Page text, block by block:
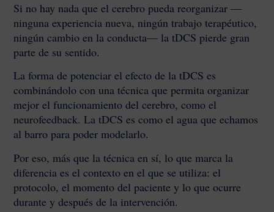
Si no hay nada que el cerebro pueda reorganizar —
ninguna experiencia nueva, ningún trabajo terapéutico,
ningún cambio en la conducta— la tDCS pierde gran
parte de su sentido.
La forma de potenciar el efecto de la tDCS es
combinándolo con una técnica que permita organizar
mejor el funcionamiento del cerebro, como el
neurofeedback. La tDCS es como el agua que echamos
al barro para poder modelarlo.
Por eso, más que la técnica en sí, lo que marca la
diferencia es el contexto en el que se utiliza: el
protocolo, el momento del paciente y lo que ocurre
durante y después de la intervención.